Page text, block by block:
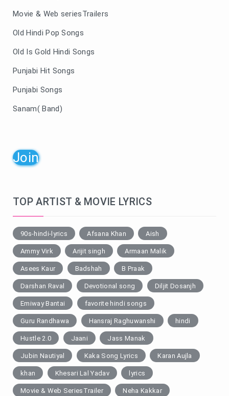
Movie & Web seriesTrailers
Old Hindi Pop Songs
Old Is Gold Hindi Songs
Punjabi Hit Songs
Punjabi Songs
Sanam( Band)
Join
TOP ARTIST & MOVIE LYRICS
90s-hindi-lyrics Afsana Khan Aish
Ammy Virk Arijit singh Armaan Malik
Asees Kaur Badshah B Praak
Darshan Raval Devotional song Diljit Dosanjh
Emiway Bantai favorite hindi songs
Guru Randhawa Hansraj Raghuwanshi hindi
Hustle 2.0 Jaani Jass Manak
Jubin Nautiyal Kaka Song Lyrics Karan Aujla
khan Khesari Lal Yadav lyrics
Movie & Web SeriesTrailer Neha Kakkar